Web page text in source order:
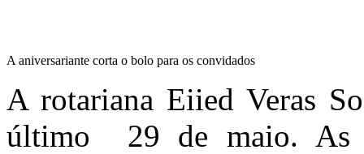
A aniversariante corta o bolo para os convidados
A rotariana Eiied Veras
último 29 de maio. As